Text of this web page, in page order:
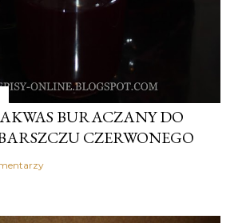
BURACZANY DO
CZERWONEGO